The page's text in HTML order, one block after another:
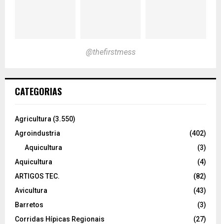
@thefirstmess
CATEGORIAS
Agricultura (3.550)
Agroindustria
(402)
Aquicultura
(3)
Aquicultura
(4)
ARTIGOS TEC.
(82)
Avicultura
(43)
Barretos
(3)
Corridas Hípicas Regionais
(27)